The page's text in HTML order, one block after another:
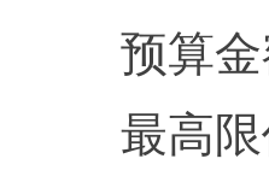
预算
最高